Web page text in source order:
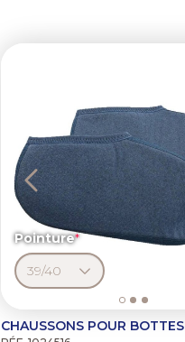
Pointure
CHAUSSONS POUR BOTTES